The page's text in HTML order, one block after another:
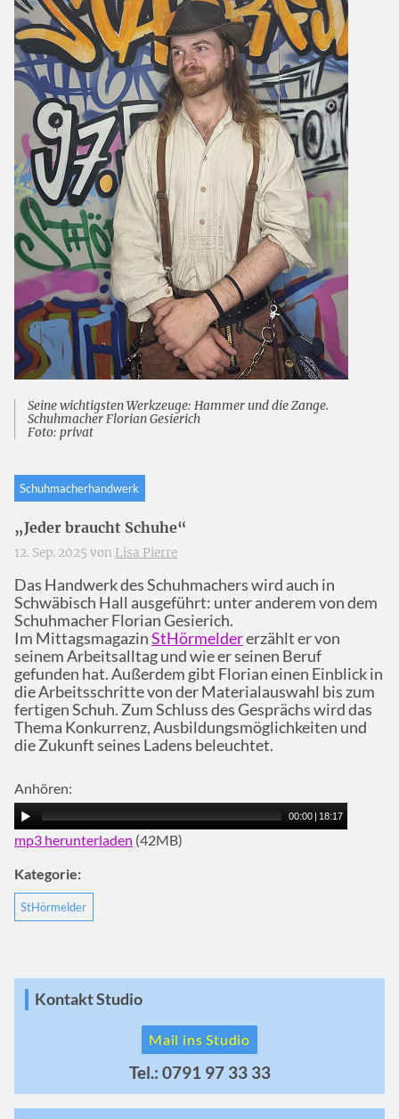
Seine wichtigsten Werkzeuge: Hammer und die Zange.
Schuhmacher Florian Gesierich
Foto: privat
Schuhmacherhandwerk
„Jeder braucht Schuhe“
12. Sep. 2025 von Lisa Pierre
Das Handwerk des Schuhmachers wird auch in
Schwäbisch Hall ausgeführt: unter anderem von dem
Schuhmacher Florian Gesierich.
Im MittagsmagazinStHörmeldererzählt er von
seinem Arbeitsalltag und wie er seinen Beruf
gefunden hat. Außerdem gibt Florian einen Einblick in
die Arbeitsschritte von der Materialauswahl bis zum
fertigen Schuh. Zum Schluss des Gesprächs wird das
Thema Konkurrenz, Ausbildungsmöglichkeiten und
die Zukunft seines Ladens beleuchtet.
Anhören:
00:00 | 18:17
mp3 herunterladen (42MB)
Kategorie:
StHörmelder
Kontakt Studio
Mail ins Studio
Tel.: 0791 97 33 33